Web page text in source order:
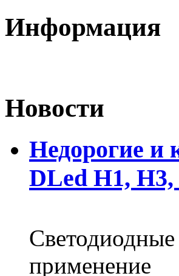
Информация
Новости
Недорогие и
DLed Н1, Н3,